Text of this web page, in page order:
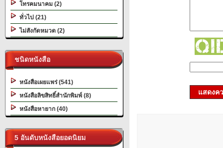
โทรคมนาคม (2)
ทั่วไป (21)
ไม่สังกัดหมวด (2)
ชนิดหนังสือ
หนังสือเผยแพร่ (541)
หนังสือลิขสิทธิ์สำนักพิมพ์ (8)
หนังสือหายาก (40)
5 อันดับหนังสือยอดนิยม
แสดงค